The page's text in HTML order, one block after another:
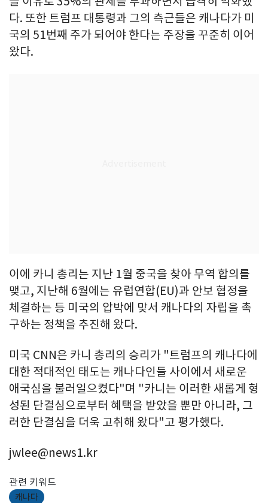
다. 또한 트럼프 대통령과 그의 측근들은 캐나다가 미
국의 51번째 주가 되어야 한다는 주장을 꾸준히 이어
왔다.
이에 카니 총리는 지난 1월 중국을 찾아 무역 합의를
맺고, 지난해 6월에는 유럽연합(EU)과 안보 협정을
체결하는 등 미국의 압박에 맞서 캐나다의 자립을 촉
구하는 정책을 추진해 왔다.
미국 CNN은 카니 총리의 승리가 "트럼프의 캐나다에
대한 적대적인 태도는 캐나다인들 사이에서 새로운
애국심을 불러일으켰다"며 "카니는 이러한 새롭게 형
성된 단결심으로부터 혜택을 받았을 뿐만 아니라, 그
러한 단결심을 더욱 고취해 왔다"고 평가했다.
jwlee@news1.kr
관련 키워드
캐나다